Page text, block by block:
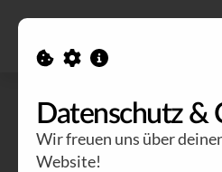
Datenschutz &
Wir freuen uns über
Website!